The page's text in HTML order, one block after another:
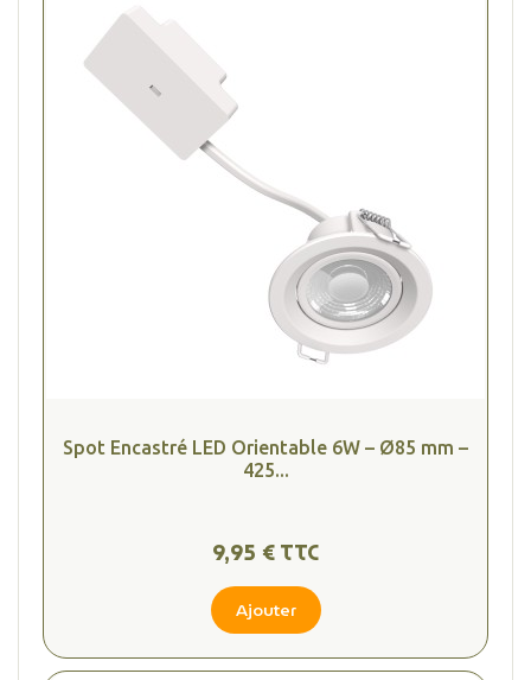
Spot Encastré LED Orientable 6W – Ø85 mm –
425...
9,95 € TTC
Ajouter